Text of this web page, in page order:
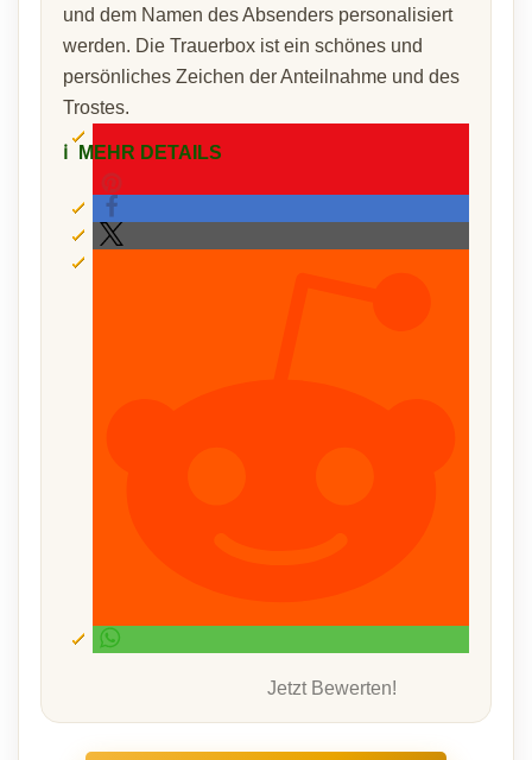
und dem Namen des Absenders personalisiert
werden. Die Trauerbox ist ein schönes und
persönliches Zeichen der Anteilnahme und des
Trostes.
ℹ️ MEHR DETAILS
Jetzt Bewerten!